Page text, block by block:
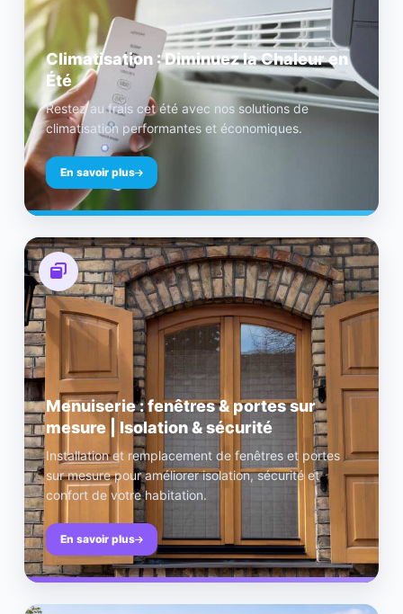
Climatisation : Diminuez la Chaleur en
Été
Restez au frais cet été avec nos solutions de
climatisation performantes et économiques.
En savoir plus
Menuiserie : fenêtres & portes sur
mesure | Isolation & sécurité
Installation et remplacement de fenêtres et portes
sur mesure pour améliorer isolation, sécurité et
confort de votre habitation.
En savoir plus